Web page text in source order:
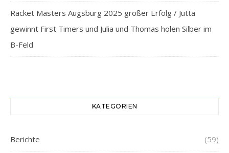
Racket Masters Augsburg 2025 großer Erfolg / Jutta
gewinnt First Timers und Julia und Thomas holen Silber im
B-Feld
KATEGORIEN
Berichte (59)